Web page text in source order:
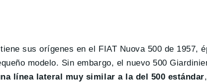
sus orígenes en el FIAT Nuova 500 de 1957,
modelo. Sin embargo, el nuevo 500
línea lateral muy similar a la del 500 estándar